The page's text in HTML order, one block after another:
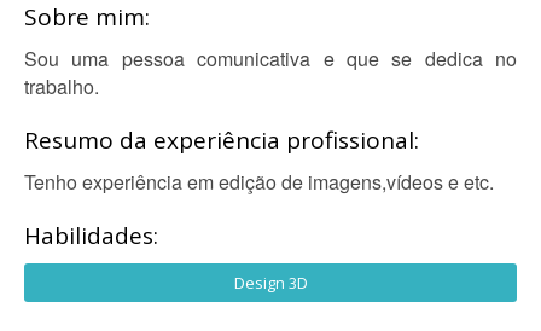
Sobre mim:
Sou uma pessoa comunicativa e que se dedica no
trabalho.
Resumo da experiência profissional:
Tenho experiência em edição de imagens,vídeos e etc.
Habilidades:
Design 3D